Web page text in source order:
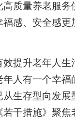
质量养老服
感、安全感
升老年人生
人有一个幸
生存型向发
干措施》聚